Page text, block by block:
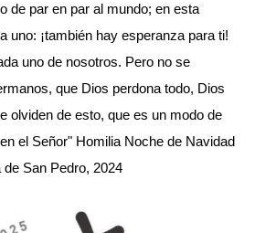
de par en par al mundo; en esta
uno: ¡también hay esperanza para ti!
uno de nosotros. Pero no se
que Dios perdona todo, Dios
olviden de esto, que es un modo de
el Señor" Homilia Noche de Navidad
San Pedro, 2024